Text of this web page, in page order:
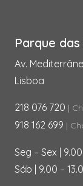
Parque
Av.
Lisboa
218 076 720 |
918 162 699 |
Seg – Sex |
Sáb | 9.00 –